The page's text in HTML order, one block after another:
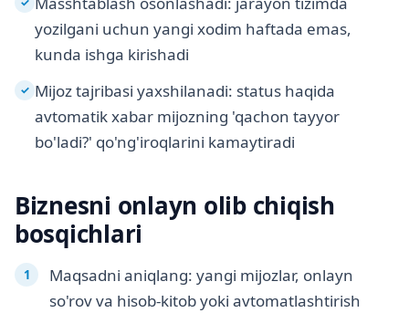
yozilgani uchun yangi xodim haftada emas,
kunda ishga kirishadi
✓ Mijoz tajribasi yaxshilanadi: status haqida
avtomatik xabar mijozning 'qachon tayyor
bo'ladi?' qo'ng'iroqlarini kamaytiradi
Biznesni onlayn olib chiqish
bosqichlari
Maqsadni aniqlang: yangi mijozlar, onlayn
so'rov va hisob-kitob yoki avtomatlashtirish